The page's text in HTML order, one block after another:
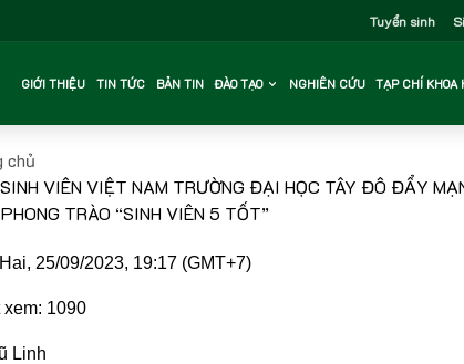
Tuyển sinh
GIỚI THIỆU TIN TỨC BẢN TIN ĐÀO TẠO NGHIÊN CỨU TẠP CHÍ KHOA
chủ
VIÊN VIỆT NAM TRƯỜNG ĐẠI HỌC TÂY ĐÔ ĐẨY
TRÀO “SINH VIÊN 5 TỐT”
25/09/2023, 19:17 (GMT+7)
1090
Linh